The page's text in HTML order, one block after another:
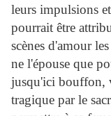
leurs impulsions
pourrait être
scènes d'amour
ne l'épouse que
jusqu'ici bouffon,
tragique par le